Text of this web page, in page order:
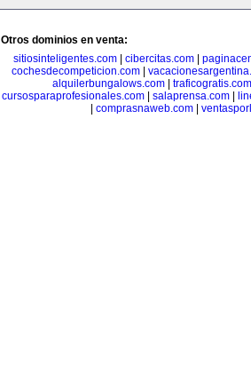
Otros dominios en venta:
sitiosinteligentes.com
cibercitas.com
cochesdecompeticion.com
alquilerbungalows.com| traficogratis.com
cursosparaprofesionales.com
salaprensa.com
comprasnaweb.com